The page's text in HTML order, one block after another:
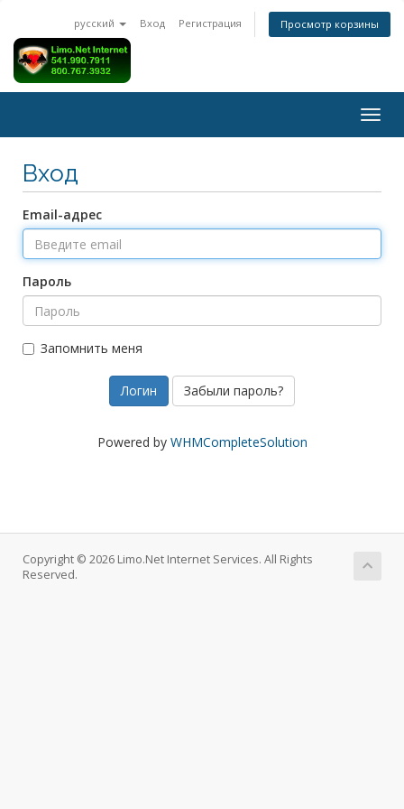
русский Вход Регистрация Просмотр корзины
Вход
Email-адрес
Пароль
Запомнить меня
Забыли пароль?
Powered by WHMCompleteSolution
Copyright © 2026 Limo.Net Internet Services. All Rights
Reserved.